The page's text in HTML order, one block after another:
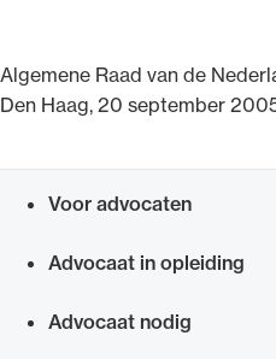
Algemene Raad van de
Den Haag, 20 september
Voor advocaten
Advocaat in opleiding
Advocaat nodig